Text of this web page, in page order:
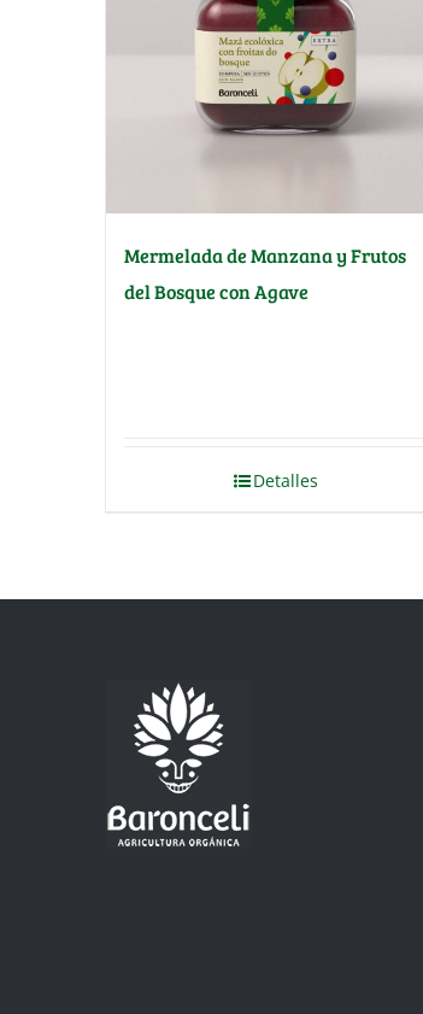
Mermelada de Manzana y Frutos
del Bosque con Agave
Detalles